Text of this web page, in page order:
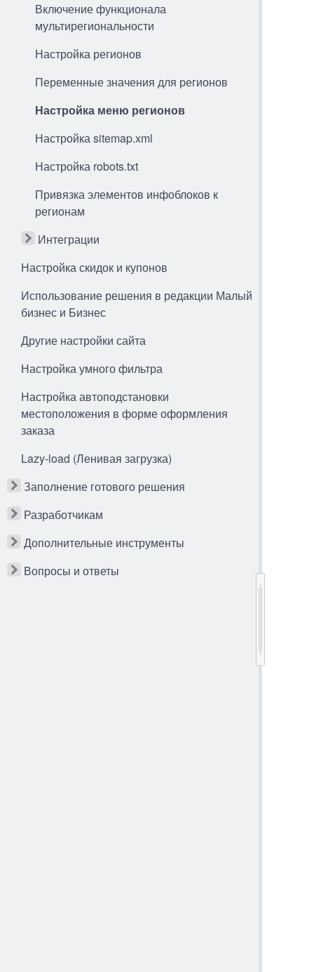
Включение функционала
мультирегиональности
Настройка регионов
Переменные значения для регионов
Настройка меню регионов
Настройка sitemap.xml
Настройка robots.txt
Привязка элементов инфоблоков к
регионам
Интеграции
Настройка скидок и купонов
Использование решения в редакции Малый
бизнес и Бизнес
Другие настройки сайта
Настройка умного фильтра
Настройка автоподстановки
местоположения в форме оформления
заказа
Lazy-load (Ленивая загрузка)
Заполнение готового решения
Разработчикам
Дополнительные инструменты
Вопросы и ответы